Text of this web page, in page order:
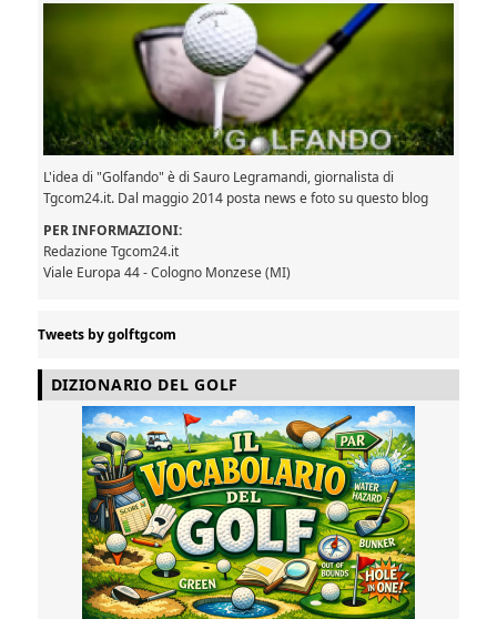
L'idea di "Golfando" è di Sauro Legramandi, giornalista di
Tgcom24.it. Dal maggio 2014 posta news e foto su questo blog
PER INFORMAZIONI:
Redazione Tgcom24.it
Viale Europa 44 - Cologno Monzese (MI)
Tweets by golftgcom
DIZIONARIO DEL GOLF